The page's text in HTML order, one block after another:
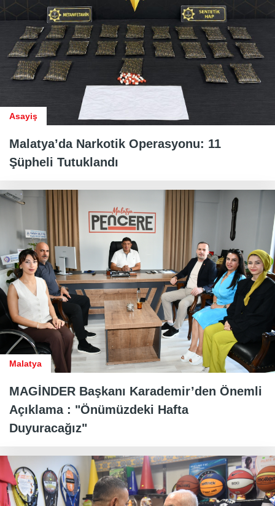
Asayiş
Malatya’da Narkotik Operasyonu: 11
Şüpheli Tutuklandı
Malatya
MAGİNDER Başkanı Karademir’den Önemli
Açıklama : "Önümüzdeki Hafta
Duyuracağız"